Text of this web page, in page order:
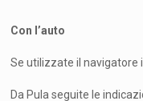
Con l’auto
Se utilizzate il navigatore
Da Pula seguite le